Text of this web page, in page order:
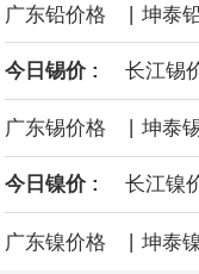
元上方的盘
海力士：龙
机存取存储
广东铅价格 坤泰
今日锡价 : 长江锡
广东锡价格 坤泰
今日镍价 : 长江镍
广东镍价格 | 坤泰